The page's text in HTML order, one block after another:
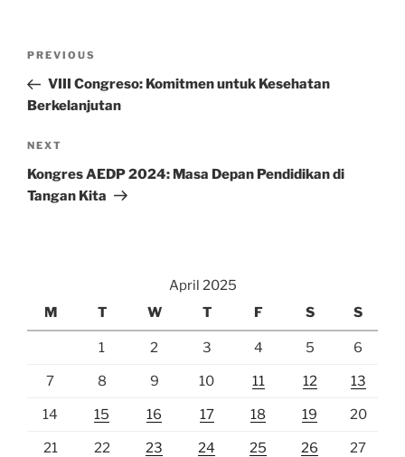
Previous
Post
PREVIOUS
VIII Congreso: Komitmen untuk Kesehatan
Berkelanjutan
Next
Post
NEXT
Kongres AEDP 2024: Masa Depan Pendidikan di
Tangan Kita
April 2025
M
T W T F S S
1 2 3 4 5 6
7 8 9 10 11 12 13
14 15 16 17 18 19 20
21 22 23 24 25 26 27